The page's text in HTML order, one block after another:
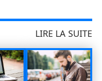
LIRE LA SUITE